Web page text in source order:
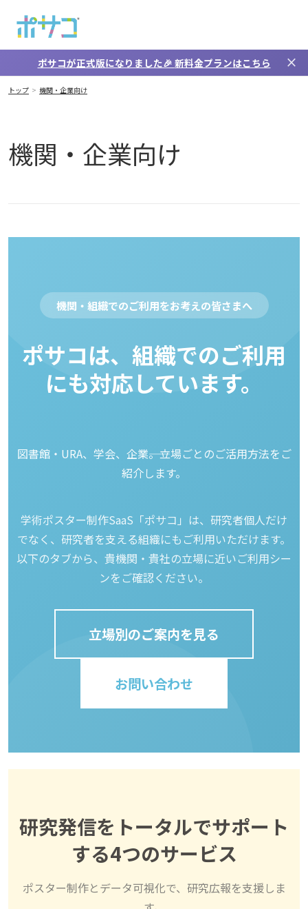
ポサコが正式版になりました🎉 新料金プランはこちら close
トップ 機関・企業向け
機関・企業向け
機関・企業向け
機関・組織でのご利用をお考えの皆さまへ
ポサコは、組織でのご利用
にも対応しています。
図書館・URA、学会、企業――。立場ごとのご活用方法をご
紹介します。
学術ポスター制作SaaS「ポサコ」は、研究者個人だけ
でなく、研究者を支える組織にもご利用いただけます。
以下のタブから、貴機関・貴社の立場に近いご利用シー
ンをご確認ください。
立場別のご案内を見る
お問い合わせ
研究発信をトータルでサポート
する4つのサービス
ポスター制作とデータ可視化で、研究広報を支援しま